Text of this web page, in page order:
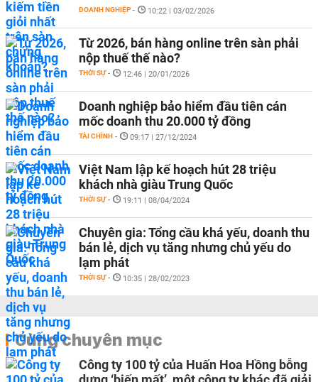
DOANH NGHIỆP - 10:22 | 03/02/2026
Từ 2026, bán hàng online trên sàn phải
nộp thuế thế nào?
THỜI SỰ - 12:46 | 20/01/2026
Doanh nghiệp bảo hiểm đầu tiên cán
mốc doanh thu 20.000 tỷ đồng
TÀI CHÍNH - 09:17 | 27/12/2024
Việt Nam lập kế hoạch hút 28 triệu
khách nhà giàu Trung Quốc
THỜI SỰ - 19:11 | 08/04/2024
Chuyên gia: Tổng cầu khá yếu, doanh thu
bán lẻ, dịch vụ tăng nhưng chủ yếu do
lạm phát
THỜI SỰ - 10:35 | 28/02/2023
Cùng chuyên mục
Công ty 100 tỷ của Huấn Hoa Hồng bỗng